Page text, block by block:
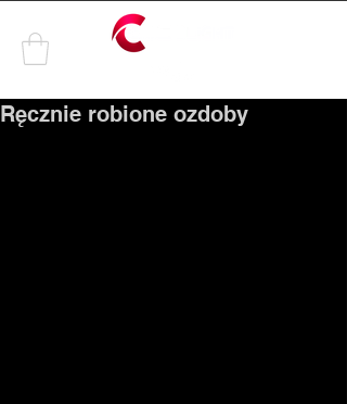
Ręcznie robione ozdoby